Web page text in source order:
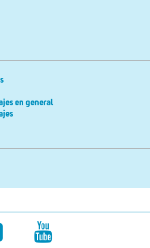
en general